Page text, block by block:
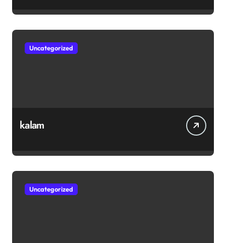
ஊக்கமளிக்கும் வாசகங்கள்
Uncategorized
kalam
Uncategorized